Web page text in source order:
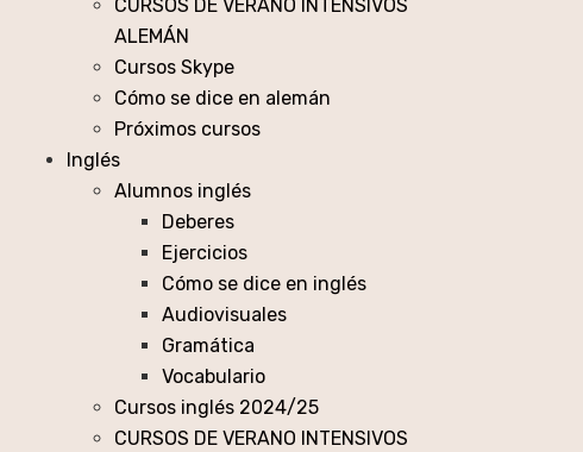
CURSOS DE VERANO INTENSIVOS
ALEMÁN
Cursos Skype
Cómo se dice en alemán
Próximos cursos
Inglés
Alumnos inglés
Deberes
Ejercicios
Cómo se dice en inglés
Audiovisuales
Gramática
Vocabulario
Cursos inglés 2024/25
CURSOS DE VERANO INTENSIVOS